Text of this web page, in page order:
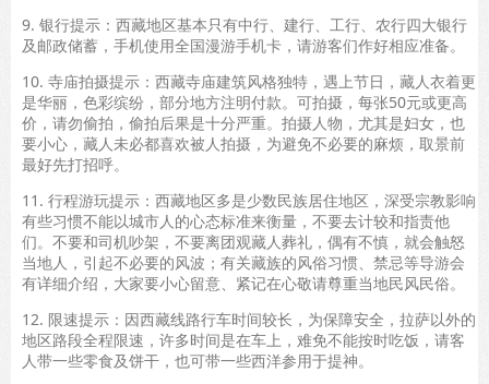
9. 银行提示：西藏地区基本只有中行、建行、工行、农行四大银行
及邮政储蓄，手机使用全国漫游手机卡，请游客们作好相应准备。
10. 寺庙拍摄提示：西藏寺庙建筑风格独特，遇上节日，藏人衣着更
是华丽，色彩缤纷，部分地方注明付款。可拍摄，每张50元或更高
价，请勿偷拍，偷拍后果是十分严重。拍摄人物，尤其是妇女，也
要小心，藏人未必都喜欢被人拍摄，为避免不必要的麻烦，取景前
最好先打招呼。
11. 行程游玩提示：西藏地区多是少数民族居住地区，深受宗教影响
有些习惯不能以城市人的心态标准来衡量，不要去计较和指责他
们。不要和司机吵架，不要离团观藏人葬礼，偶有不慎，就会触怒
当地人，引起不必要的风波；有关藏族的风俗习惯、禁忌等导游会
有详细介绍，大家要小心留意、紧记在心敬请尊重当地民风民俗。
12. 限速提示：因西藏线路行车时间较长，为保障安全，拉萨以外的
地区路段全程限速，许多时间是在车上，难免不能按时吃饭，请客
人带一些零食及饼干，也可带一些西洋参用于提神。